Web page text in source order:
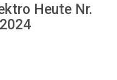
Heute Nr.